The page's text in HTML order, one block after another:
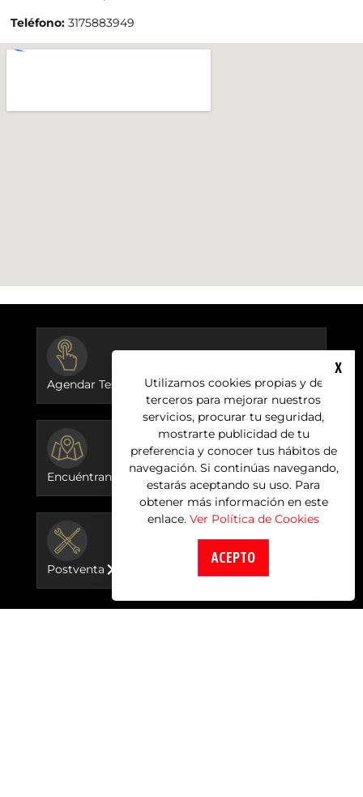
Teléfono:3175883949
Agendar Test Ride
Encuéntranos
BUTTON
Postventa
X
Utilizamos cookies propias y de
terceros para mejorar nuestros
servicios, procurar tu seguridad,
mostrarte publicidad de tu
preferencia y conocer tus hábitos de
navegación. Si continúas navegando,
estarás aceptando su uso. Para
obtener más información en este
enlace. Ver Política de Cookies
ACEPTO